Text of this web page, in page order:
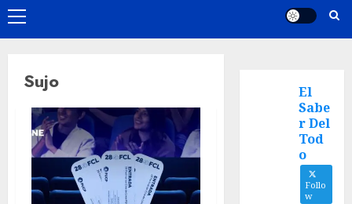
Sujo
El
Sabe
r Del
Tod
o
Follo
w